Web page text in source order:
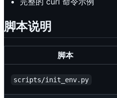
脚本说明
脚本
scripts/init_env.py